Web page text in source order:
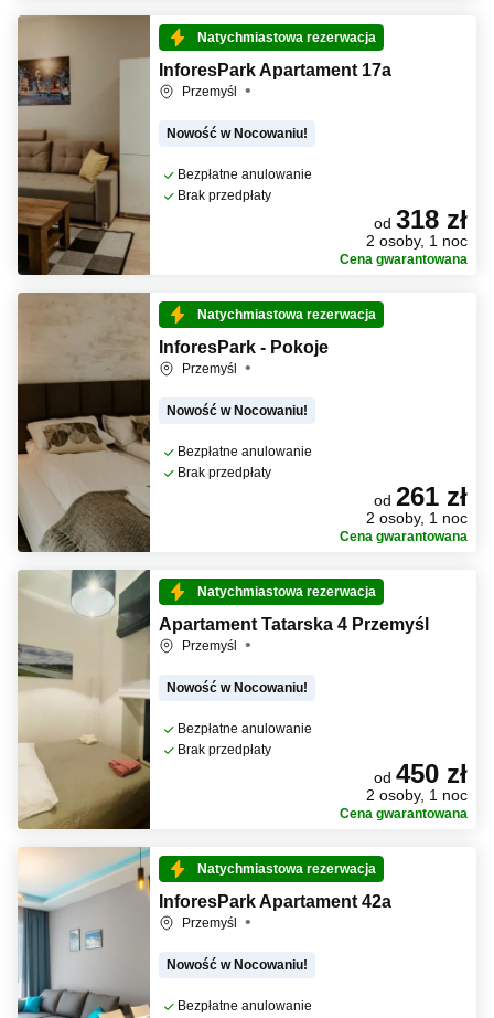
Natychmiastowa rezerwacja
InforesPark Apartament 17a
Przemyśl
Nowość w Nocowaniu!
Bezpłatne anulowanie
Brak przedpłaty
od 318 zł
2 osoby, 1 noc
Cena gwarantowana
Natychmiastowa rezerwacja
InforesPark - Pokoje
Przemyśl
Nowość w Nocowaniu!
Bezpłatne anulowanie
Brak przedpłaty
od 261 zł
2 osoby, 1 noc
Cena gwarantowana
Natychmiastowa rezerwacja
Apartament Tatarska 4 Przemyśl
Przemyśl
Nowość w Nocowaniu!
Bezpłatne anulowanie
Brak przedpłaty
od 450 zł
2 osoby, 1 noc
Cena gwarantowana
Natychmiastowa rezerwacja
InforesPark Apartament 42a
Przemyśl
Nowość w Nocowaniu!
Bezpłatne anulowanie